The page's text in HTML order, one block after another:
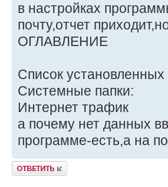
в настройках
почту,отчет
ОГЛАВЛЕНИЕ
Список
Системные папки:
Интернет трафик
а почему нет данных
программе-есть,а на
Ответить